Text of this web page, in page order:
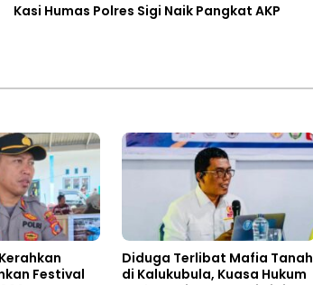
Kasi Humas Polres Sigi Naik Pangkat AKP
Festival
Diduga Terlibat Mafia Tanah
di Kalukubula, Kuasa Hukum